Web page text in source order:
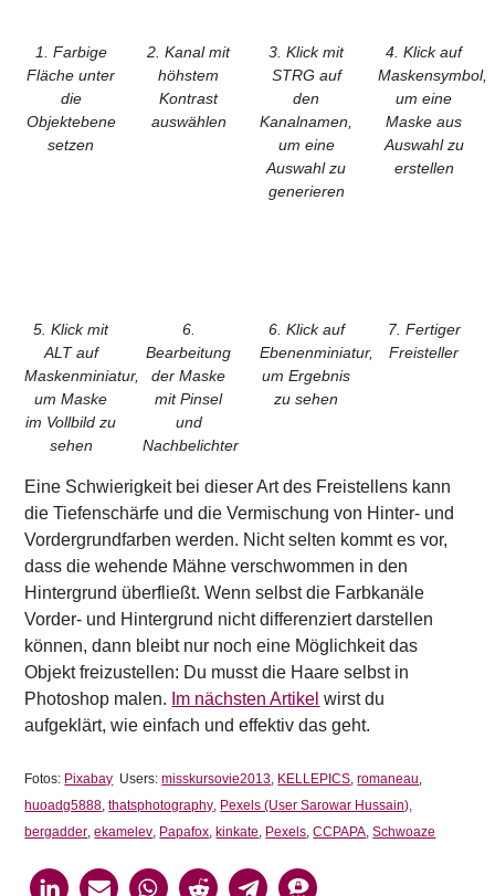
1. Farbige
Fläche unter
die
Objektebene
setzen
2. Kanal mit
höhstem
Kontrast
auswählen
3. Klick mit
STRG auf
den
Kanalnamen,
um eine
Auswahl zu
generieren
4. Klick auf
Maskensymbol,
um eine
Maske aus
Auswahl zu
erstellen
5. Klick mit
ALT auf
Maskenminiatur,
um Maske
im Vollbild zu
sehen
6.
Bearbeitung
der Maske
mit Pinsel
und
Nachbelichter
6. Klick auf
Ebenenminiatur,
um Ergebnis
zu sehen
7. Fertiger
Freisteller
Eine Schwierigkeit bei dieser Art des Freistellens kann
die Tiefenschärfe und die Vermischung von Hinter- und
Vordergrundfarben werden. Nicht selten kommt es vor,
dass die wehende Mähne verschwommen in den
Hintergrund überfließt. Wenn selbst die Farbkanäle
Vorder- und Hintergrund nicht differenziert darstellen
können, dann bleibt nur noch eine Möglichkeit das
Objekt freizustellen: Du musst die Haare selbst in
Photoshop malen. Im nächsten Artikel wirst du
aufgeklärt, wie einfach und effektiv das geht.
Fotos: Pixabay Users:misskursovie2013, KELLEPICS,romaneau,
huoadg5888,thatsphotography, Pexels (User Sarowar Hussain),
bergadder,ekamelev, Papafox, kinkate, Pexels,CCPAPA,Schwoaze